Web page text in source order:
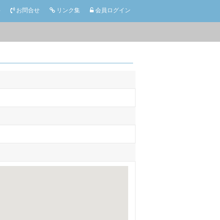
お問合せ リンク集 会員ログイン